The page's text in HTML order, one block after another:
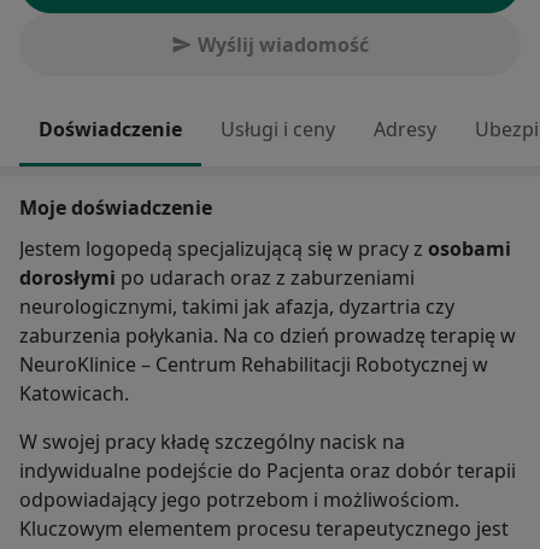
Wyślij wiadomość
Doświadczenie Usługi i ceny Adresy
Moje doświadczenie
Jestem logopedą specjalizującą się w pracy z osobami
dorosłymi po udarach oraz z zaburzeniami
neurologicznymi, takimi jak afazja, dyzartria czy
zaburzenia połykania. Na co dzień prowadzę terapię w
NeuroKlinice – Centrum Rehabilitacji Robotycznej w
Katowicach.
W swojej pracy kładę szczególny nacisk na
indywidualne podejście do Pacjenta oraz dobór terapii
odpowiadający jego potrzebom i możliwościom.
Kluczowym elementem procesu terapeutycznego jest